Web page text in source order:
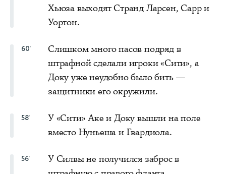
Хьюза выходят Странд Ларсен, Сарр и
Уортон.
60'
Слишком много пасов подряд в
штрафной сделали игроки «Сити», а
Доку уже неудобно было бить —
защитники его окружили.
58'
У «Сити» Аке и Доку вышли на поле
вместо Нуньеша и Гвардиола.
56'
У Силвы не получился заброс в